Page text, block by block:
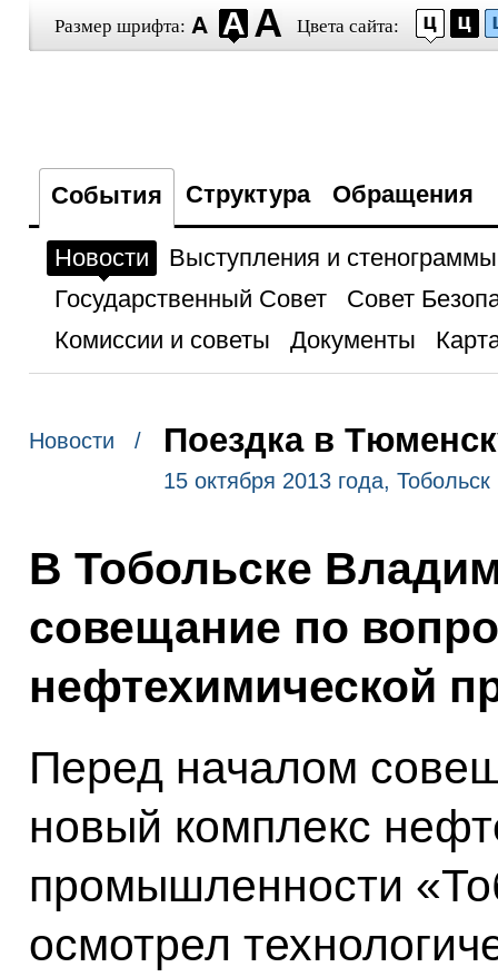
Размер шрифта: Цвета сайта:
События Структура Обращения
Новости
Выступления и стенограммы
Государственный Совет
Совет
Комиссии и советы
Документы
Новости / Поездка в
15 октября 2013 года, Тобольск
В Тобольске
совещание по
нефтехимической
Перед началом
новый комплекс
промышленности
осмотрел